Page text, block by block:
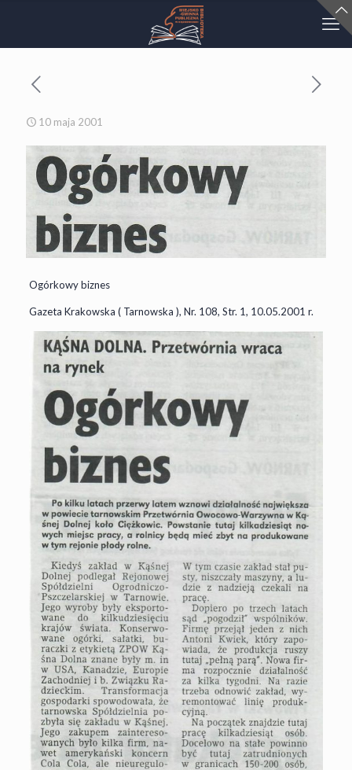
10 maja 2001
Ogórkowy biznes
Gazeta Krakowska ( Tarnowska ), Nr. 108, Str. 1, 10.05.2001 r.